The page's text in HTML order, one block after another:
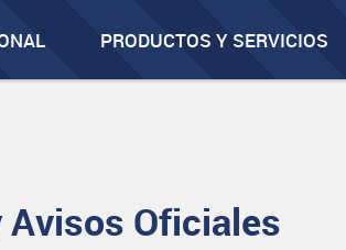
PRODUCTOS Y SERVICIOS
Oficiales